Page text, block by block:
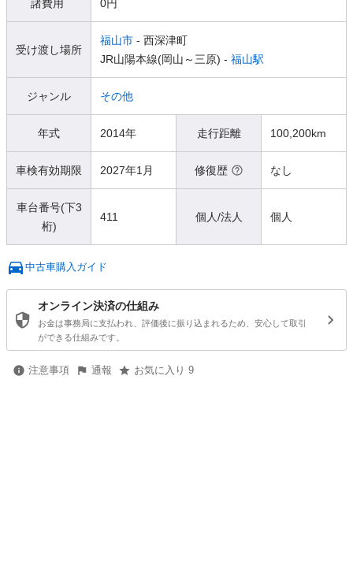
諸費用 0円
受け渡し場所
福山市 - 西深津町
JR山陽本線(岡山～三原) - 福山駅
ジャンル その他
年式 2014年 走行距離 100,200km
車検有効期限 2027年1月 修復歴 なし
車台番号(下3
桁)
411 個人/法人 個人
中古車購入ガイド
オンライン決済の仕組み
お金は事務局に支払われ、評価後に振り込まれるため、安心して取引
ができる仕組みです。
注意事項 通報 お気に入り 9